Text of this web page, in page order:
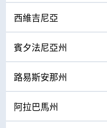
西維吉尼亞
賓夕法尼亞州
路易斯安那州
阿拉巴馬州